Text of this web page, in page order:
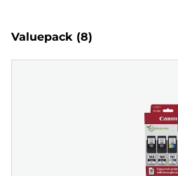
Valuepack (8)